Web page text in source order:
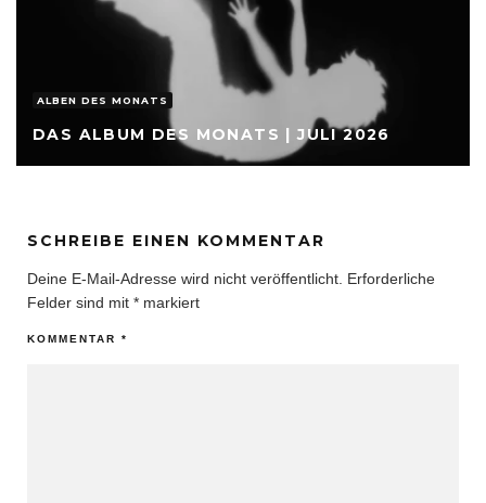
ALBEN DES MONATS
DAS ALBUM DES MONATS | JULI 2026
SCHREIBE EINEN KOMMENTAR
Deine E-Mail-Adresse wird nicht veröffentlicht. Erforderliche
Felder sind mit * markiert
KOMMENTAR *